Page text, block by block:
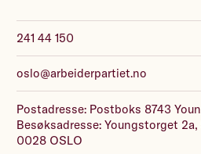
241 44 150
oslo@arbeiderpartiet.no
Postadresse: Postboks 8743
Besøksadresse: Youngstorget 2a,
0028 OSLO